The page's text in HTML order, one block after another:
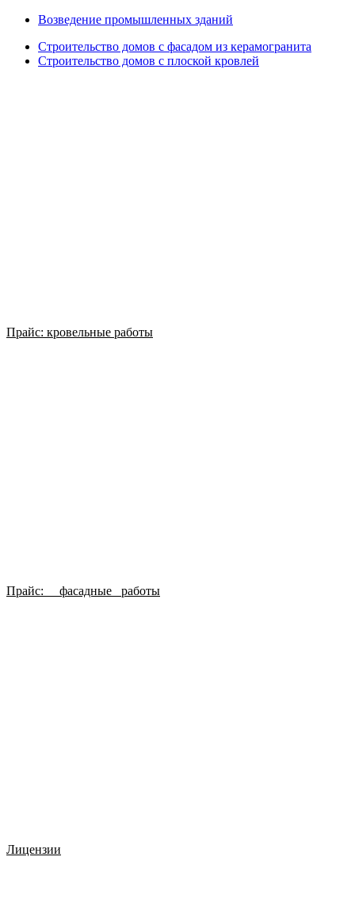
Возведение промышленных зданий
Строительство домов с фасадом из керамогранита
Строительство домов с плоской кровлей
Прайс: кровельные работы
Прайс: фасадные работы
Лицензии